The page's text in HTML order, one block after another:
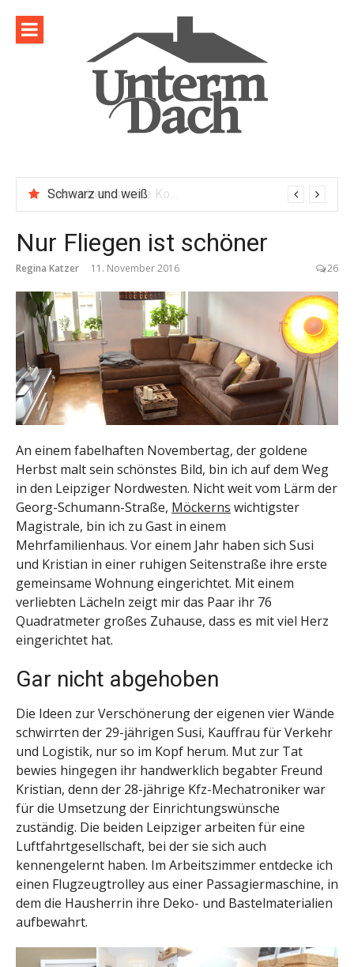
zum
Inhalt
Schwarz und weiß
Nur Fliegen ist schöner
Regina Katzer 11. November 2016 26
An einem fabelhaften Novembertag, der goldene
Herbst malt sein schönstes Bild, bin ich auf dem Weg
in den Leipziger Nordwesten. Nicht weit vom Lärm der
Georg-Schumann-Straße, Möckerns wichtigster
Magistrale, bin ich zu Gast in einem
Mehrfamilienhaus. Vor einem Jahr haben sich Susi
und Kristian in einer ruhigen Seitenstraße ihre erste
gemeinsame Wohnung eingerichtet. Mit einem
verliebten Lächeln zeigt mir das Paar ihr 76
Quadratmeter großes Zuhause, dass es mit viel Herz
eingerichtet hat.
Gar nicht abgehoben
Die Ideen zur Verschönerung der eigenen vier Wände
schwirrten der 29-jährigen Susi, Kauffrau für Verkehr
und Logistik, nur so im Kopf herum. Mut zur Tat
bewies hingegen ihr handwerklich begabter Freund
Kristian, denn der 28-jährige Kfz-Mechatroniker war
für die Umsetzung der Einrichtungswünsche
zuständig. Die beiden Leipziger arbeiten für eine
Luftfahrtgesellschaft, bei der sie sich auch
kennengelernt haben. Im Arbeitszimmer entdecke ich
einen Flugzeugtrolley aus einer Passagiermaschine, in
dem die Hausherrin ihre Deko- und Bastelmaterialien
aufbewahrt.